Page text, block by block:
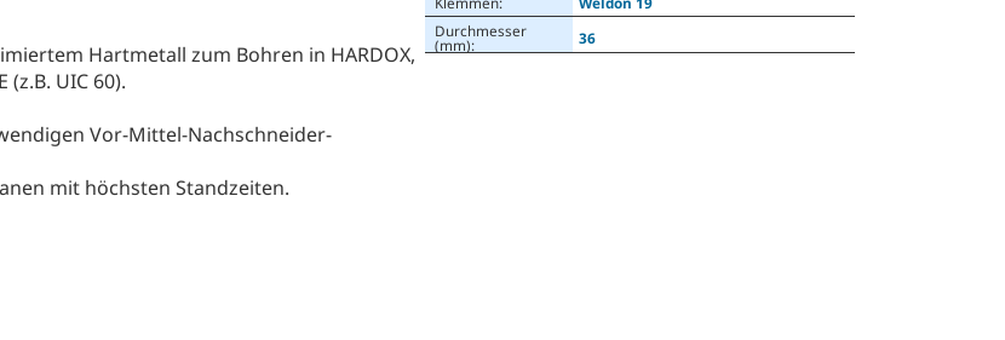
Hartmetall zum Bohren in HARDOX,
(z.B. UIC 60).
Vor-Mittel-Nachschneider-
mit höchsten Standzeiten.
Durchmesser
(mm): 36